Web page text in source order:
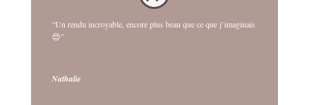
“Un rendu incroyable, encore plus beau que ce que j’imaginais
😍”
Nathalie